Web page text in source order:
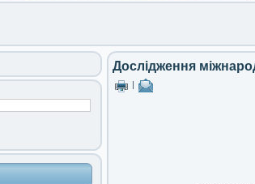
Дослідження